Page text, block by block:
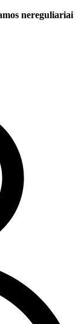
nereguliariai